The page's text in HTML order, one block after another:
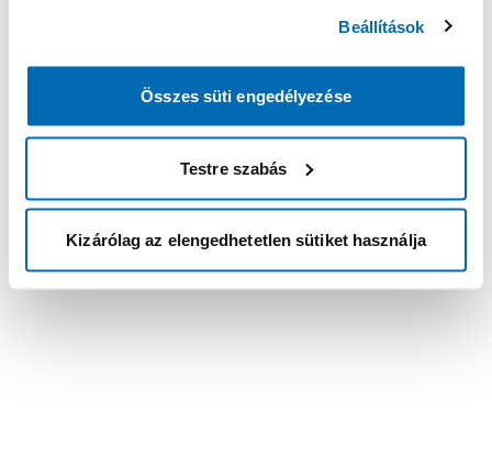
Beállítások
Összes süti engedélyezése
Testre szabás
Kizárólag az elengedhetetlen sütiket használja